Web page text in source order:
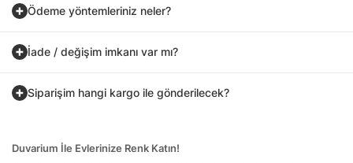
Ödeme yöntemleriniz neler?
İade / değişim imkanı var mı?
Siparişim hangi kargo ile gönderilecek?
Duvarium İle Evlerinize Renk Katın!